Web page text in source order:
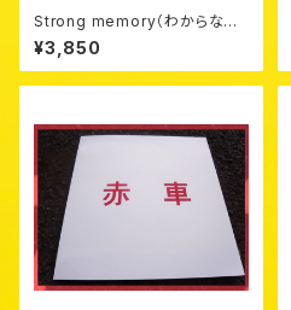
Strong memory（わからない
ステッカー付）
¥3,850